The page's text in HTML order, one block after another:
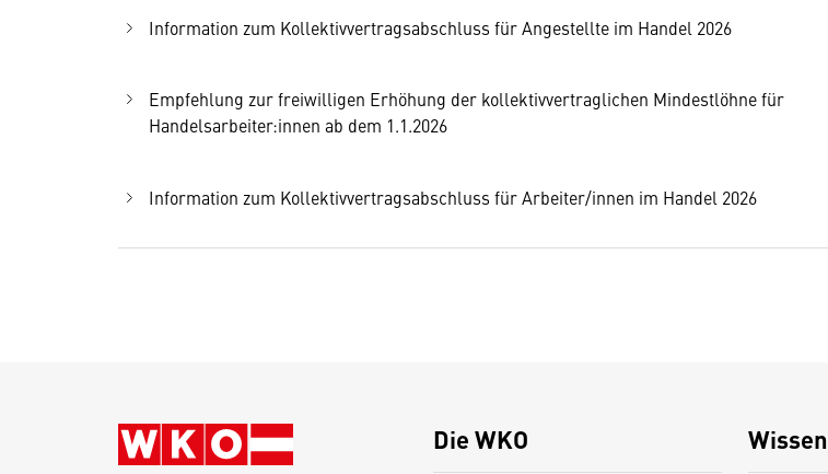
Information zum Kollektivvertragsabschluss für Angestellte im Handel 2026
Empfehlung zur freiwilligen Erhöhung der kollektivvertraglichen Mindestlöhne für
Handelsarbeiter:innen ab dem 1.1.2026
Information zum Kollektivvertragsabschluss für Arbeiter/innen im Handel 2026
Die WKO Wissen